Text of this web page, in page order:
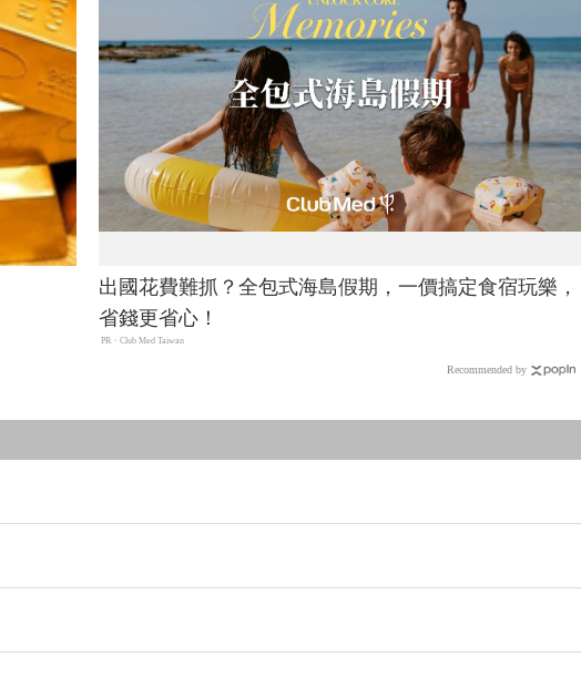
出國花費難抓？全包式海島假期，一價搞定食宿玩樂，
省錢更省心！
PR・Club Med Taiwan
Recommended by